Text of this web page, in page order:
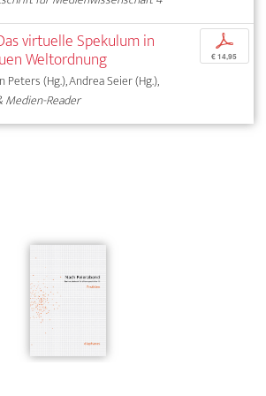
virtuelle Spekulum in
Weltordnung
Peters (Hg.), Andrea Seier (Hg.),
Medien-Reader
p
€ 14,95